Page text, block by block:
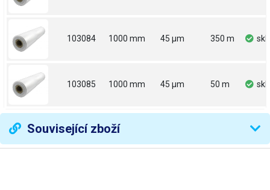
103084 1000 mm 45 µm 350 m
103085 1000 mm 45 µm 50 m
Související zboží